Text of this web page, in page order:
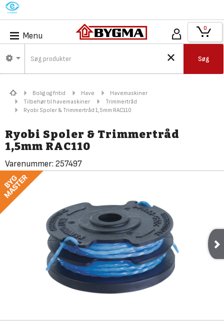
M
Menu
Søg
0
Bolig og fritid Have
Havemaskiner
Tilbehør til havemaskiner
Trimmertråd
Ryobi Spoler & Trimmertråd 1,5mm RAC110
Ryobi Spoler & Trimmertråd
1,5mm RAC110
Varenummer: 257497